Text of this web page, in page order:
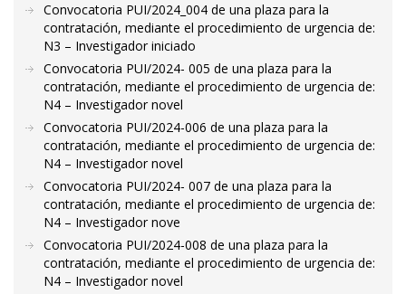
Convocatoria PUI/2024_004 de una plaza para la
contratación, mediante el procedimiento de urgencia de:
N3 – Investigador iniciado
Convocatoria PUI/2024- 005 de una plaza para la
contratación, mediante el procedimiento de urgencia de:
N4 – Investigador novel
Convocatoria PUI/2024-006 de una plaza para la
contratación, mediante el procedimiento de urgencia de:
N4 – Investigador novel
Convocatoria PUI/2024- 007 de una plaza para la
contratación, mediante el procedimiento de urgencia de:
N4 – Investigador nove
Convocatoria PUI/2024-008 de una plaza para la
contratación, mediante el procedimiento de urgencia de:
N4 – Investigador novel